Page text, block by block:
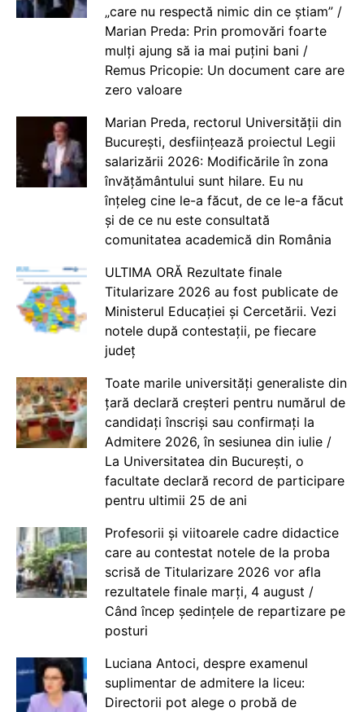
„care nu respectă nimic din ce știam” /
Marian Preda: Prin promovări foarte
mulți ajung să ia mai puțini bani /
Remus Pricopie: Un document care are
zero valoare
Marian Preda, rectorul Universității din
București, desființează proiectul Legii
salarizării 2026: Modificările în zona
învățământului sunt hilare. Eu nu
înțeleg cine le-a făcut, de ce le-a făcut
și de ce nu este consultată
comunitatea academică din România
ULTIMA ORĂ Rezultate finale
Titularizare 2026 au fost publicate de
Ministerul Educației și Cercetării. Vezi
notele după contestații, pe fiecare
județ
Toate marile universități generaliste din
țară declară creșteri pentru numărul de
candidați înscriși sau confirmați la
Admitere 2026, în sesiunea din iulie /
La Universitatea din București, o
facultate declară record de participare
pentru ultimii 25 de ani
Profesorii și viitoarele cadre didactice
care au contestat notele de la proba
scrisă de Titularizare 2026 vor afla
rezultatele finale marți, 4 august /
Când încep ședințele de repartizare pe
posturi
Luciana Antoci, despre examenul
suplimentar de admitere la liceu:
Directorii pot alege o probă de